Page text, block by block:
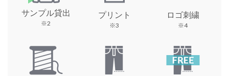
サンプル貸出
※2
プリント
※3
ロゴ刺繍
※4